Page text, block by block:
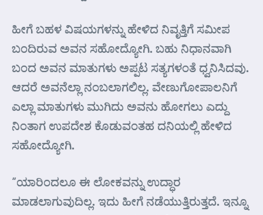
ಹೀಗೆ ಬಹಳ ವಿಷಯಗಳನ್ನು ಹೇಳಿದ ನಿವೃತ್ತಿಗೆ ಸಮೀಪ
ಬಂದಿರುವ ಅವನ ಸಹೋದ್ಯೋಗಿ. ಬಹು ನಿಧಾನವಾಗಿ
ಬಂದ ಅವನ ಮಾತುಗಳು ಅಪ್ಪಟ ಸತ್ಯಗಳಂತೆ ಧ್ವನಿಸಿದವು.
ಆದರೆ ಅವನೆಲ್ಲಾ ನಂಬಲಾಗಲಿಲ್ಲ. ವೇಣುಗೋಪಾಲನಿಗೆ
ಎಲ್ಲಾ ಮಾತುಗಳು ಮುಗಿದು ಅವನು ಹೋಗಲು ಎದ್ದು
ನಿಂತಾಗ ಉಪದೇಶ ಕೊಡುವಂತಹ ದನಿಯಲ್ಲಿ ಹೇಳಿದ
ಸಹೋದ್ಯೋಗಿ.
“ಯಾರಿಂದಲೂ ಈ ಲೋಕವನ್ನು ಉದ್ಧಾರ
ಮಾಡಲಾಗುವುದಿಲ್ಲ. ಇದು ಹೀಗೆ ನಡೆಯುತ್ತಿರುತ್ತದೆ. ಇನ್ನೂ